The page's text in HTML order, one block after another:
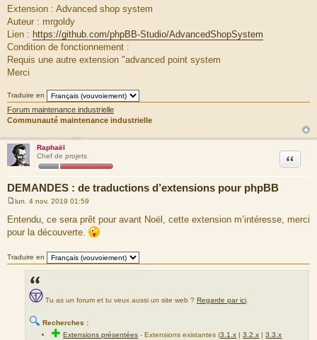
e
s
s
a
g
e
Extension : Advanced shop system
Auteur : mrgoldy
Lien : https://github.com/phpBB-Studio/AdvancedShopSystem
Condition de fonctionnement :
Requis une autre extension "advanced point system
Merci
Traduire en
Forum maintenance industrielle
Communauté maintenance industrielle
Raphaël
Chef de projets
DEMANDES : de traductions d’extensions pour phpBB
Citation
s
s
e
lun. 4 nov. 2019 01:59
Entendu, ce sera prêt pour avant Noël, cette extension m’intéresse, merci
pour la découverte.
Traduire en
Tu as un forum et tu veux aussi un site web ? Regarde par ici
🔍 Recherches :
✚Extensions présentées -Extensions existantes (3.1.x |3.2.x |3.3.x